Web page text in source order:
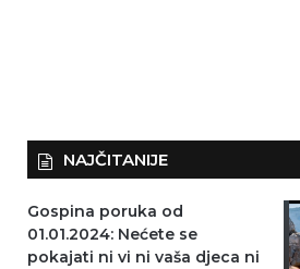
NAJČITANIJE
Gospina poruka od
01.01.2024: Nećete se
pokajati ni vi ni vaša djeca ni